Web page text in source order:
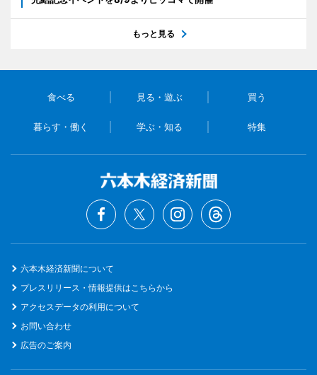
もっと見る
食べる 見る・遊ぶ 買う
暮らす・働く 学ぶ・知る 特集
六本木経済新聞について
プレスリリース・情報提供はこちらから
アクセスデータの利用について
お問い合わせ
広告のご案内